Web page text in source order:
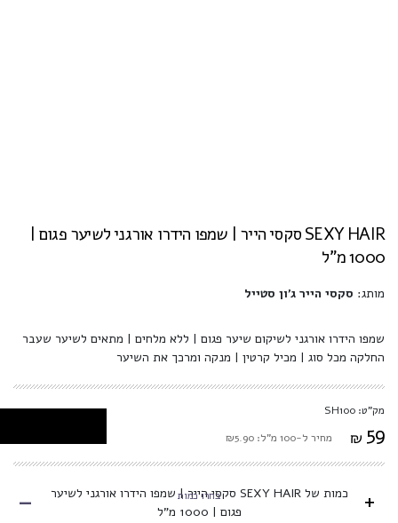
SEXY HAIR סקסי הייר | שמפו הידרו אורגני לשיער פגום |
1000 מ"ל
מותג: סקסי הייר ג'ון סטייל
שמפו הידרו אורגני לשיקום שיער פגום | ללא מלחים | מתאים לשיער שעבר
החלקה מכל סוג | מכיל קרטין | מנקה ומרכך את השיער
מק"ט: SH100
₪ 59 מחיר ל-100 מ"ל: ₪5.90
+
כמות של SEXY HAIR סקסי הייר | שמפו הידרו אורגני לשיער
פגום | 1000 מ"ל
בחרו כמות -